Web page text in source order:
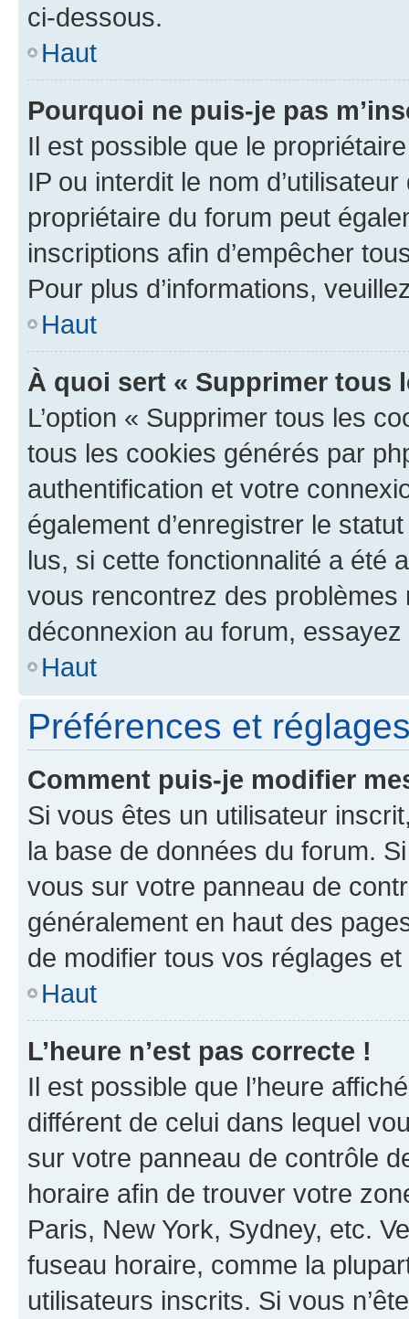
ci-dessous.
Haut
Pourquoi ne puis-je pas
Il est possible que le
IP ou interdit le nom
propriétaire du forum peut
inscriptions afin d’empêcher
Pour plus d’informations,
Haut
À quoi sert « Supprimer tous
L’option « Supprimer tous les
tous les cookies générés par
authentification et votre
également d’enregistrer le
lus, si cette fonctionnalité a été
vous rencontrez des
déconnexion au forum,
Haut
Préférences et
Comment puis-je modifier
Si vous êtes un utilisateur
la base de données du forum.
vous sur votre panneau de
généralement en haut des
de modifier tous vos réglages
Haut
L’heure n’est pas correcte !
Il est possible que l’heure
différent de celui dans lequel
sur votre panneau de contrôle
horaire afin de trouver votre
Paris, New York, Sydney, etc.
fuseau horaire, comme la
utilisateurs inscrits. Si vous